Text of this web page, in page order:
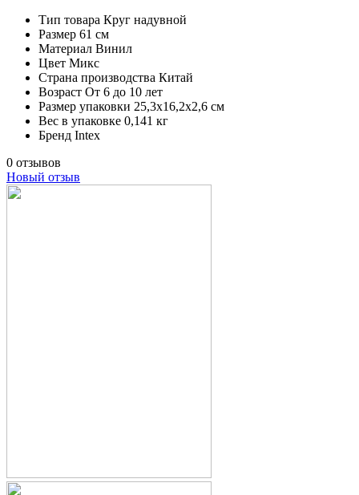
Тип товара Круг надувной
Размер 61 см
Материал Винил
Цвет Микс
Страна производства Китай
Возраст От 6 до 10 лет
Размер упаковки 25,3х16,2х2,6 см
Вес в упаковке 0,141 кг
Бренд Intex
0 отзывов
Новый отзыв